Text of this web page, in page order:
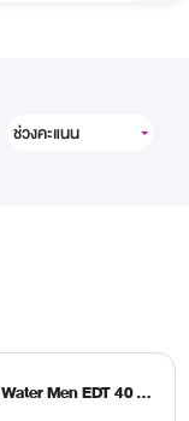
ช่วงคะแนน
น้ำหอม Davidoff Cool Water Men EDT 40 ml.